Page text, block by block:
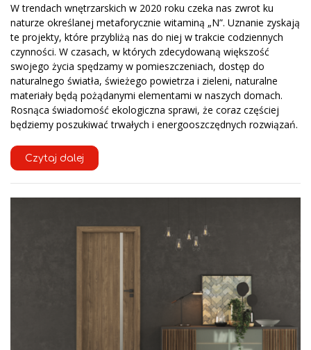
W trendach wnętrzarskich w 2020 roku czeka nas zwrot ku
naturze określanej metaforycznie witaminą „N”. Uznanie zyskają
te projekty, które przybliżą nas do niej w trakcie codziennych
czynności. W czasach, w których zdecydowaną większość
swojego życia spędzamy w pomieszczeniach, dostęp do
naturalnego światła, świeżego powietrza i zieleni, naturalne
materiały będą pożądanymi elementami w naszych domach.
Rosnąca świadomość ekologiczna sprawi, że coraz częściej
będziemy poszukiwać trwałych i energooszczędnych rozwiązań.
Czytaj dalej